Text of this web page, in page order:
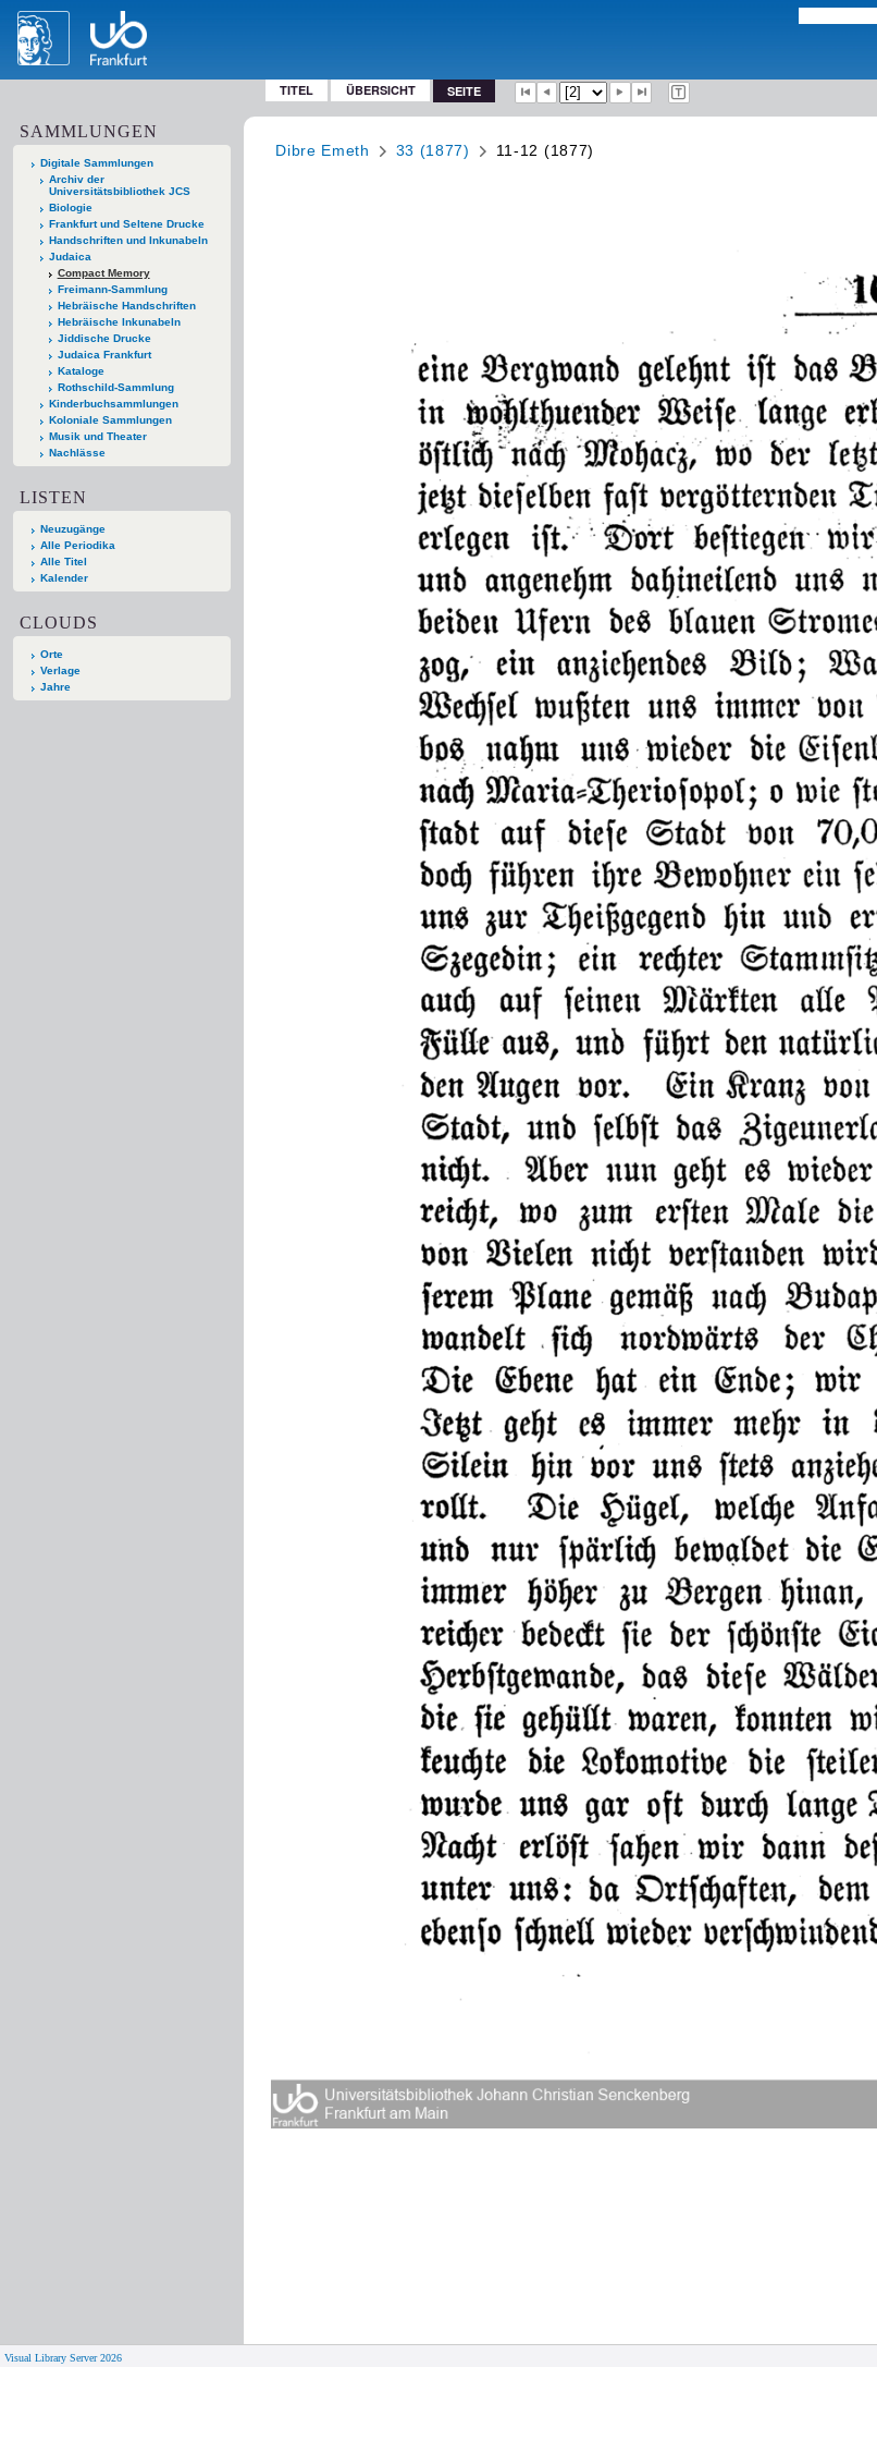
TITEL ÜBERSICHT SEITE
SAMMLUNGEN
Digitale Sammlungen
Archiv der
Universitätsbibliothek JCS
Biologie
Frankfurt und Seltene Drucke
Handschriften und Inkunabeln
Judaica
Compact Memory
Freimann-Sammlung
Hebräische Handschriften
Hebräische Inkunabeln
Jiddische Drucke
Judaica Frankfurt
Kataloge
Rothschild-Sammlung
Kinderbuchsammlungen
Koloniale Sammlungen
Musik und Theater
Nachlässe
LISTEN
Neuzugänge
Alle Periodika
Alle Titel
Kalender
CLOUDS
Orte
Verlage
Jahre
Dibre Emeth 33 (1877) 11-12 (1877)
Visual Library Server 2026